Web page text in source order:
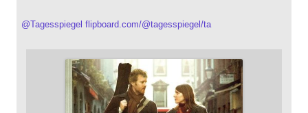
@Tagesspiegel flipboard.com/@tagesspiegel/ta